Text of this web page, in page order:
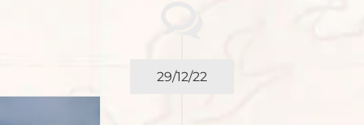
29/12/22